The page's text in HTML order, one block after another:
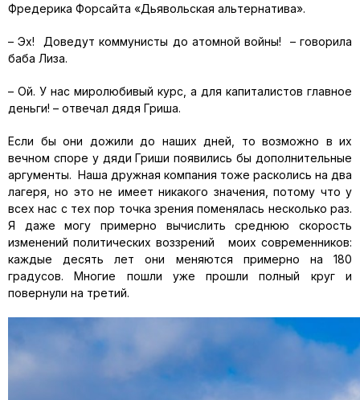
Фредерика Форсайта «Дьявольская альтернатива».
– Эх! Доведут коммунисты до атомной войны! – говорила
баба Лиза.
– Ой. У нас миролюбивый курс, а для капиталистов главное
деньги! – отвечал дядя Гриша.
Если бы они дожили до наших дней, то возможно в их
вечном споре у дяди Гриши появились бы дополнительные
аргументы. Наша дружная компания тоже расколись на два
лагеря, но это не имеет никакого значения, потому что у
всех нас с тех пор точка зрения поменялась несколько раз.
Я даже могу примерно вычислить среднюю скорость
изменений политических воззрений моих современников:
каждые десять лет они меняются примерно на 180
градусов. Многие пошли уже прошли полный круг и
повернули на третий.